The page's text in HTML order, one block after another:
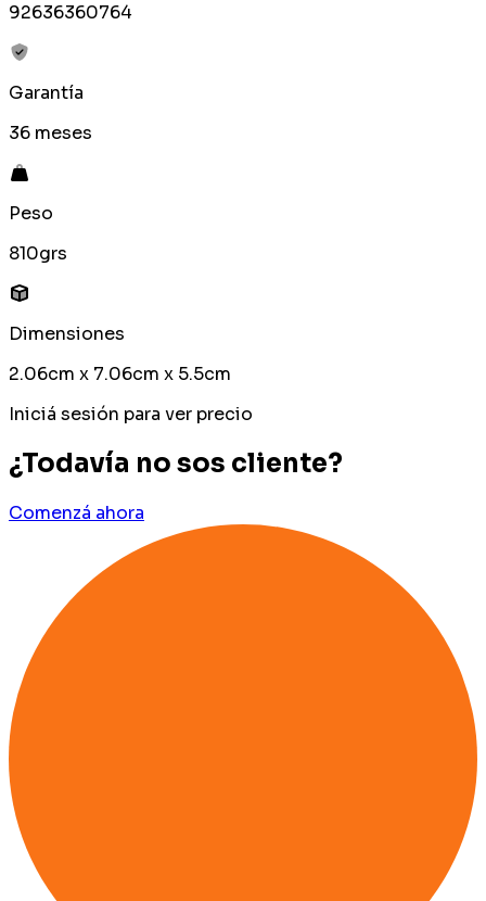
92636360764
Garantía
36 meses
Peso
810grs
Dimensiones
2.06cm x 7.06cm x 5.5cm
Iniciá sesión para ver precio
¿Todavía no sos cliente?
Comenzá ahora